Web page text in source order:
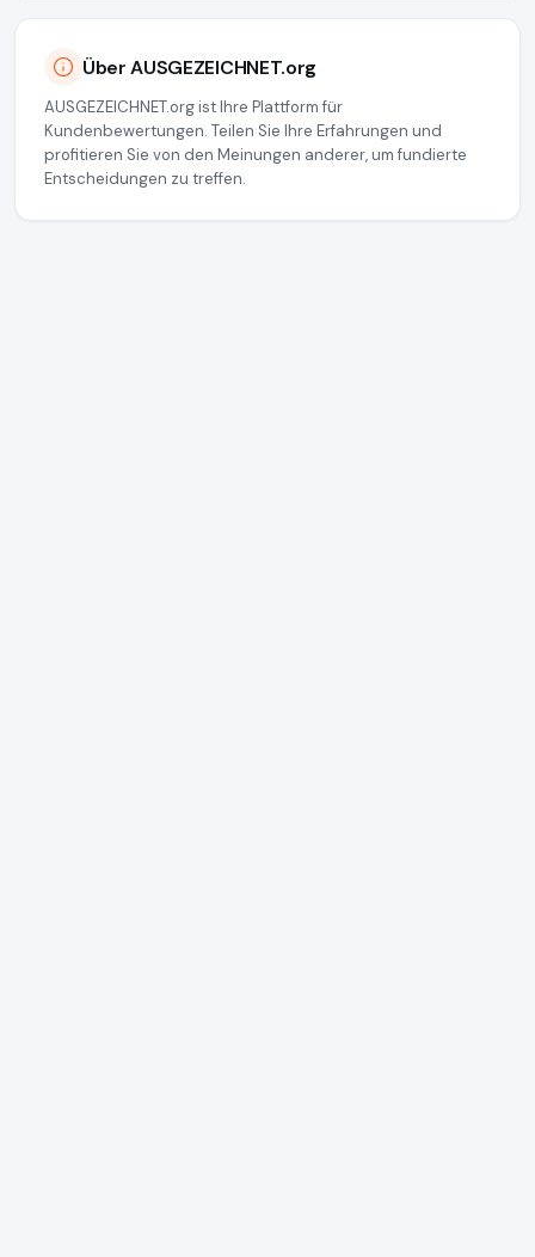
Über AUSGEZEICHNET.org
AUSGEZEICHNET.org ist Ihre Plattform für
Kundenbewertungen. Teilen Sie Ihre Erfahrungen und
profitieren Sie von den Meinungen anderer, um fundierte
Entscheidungen zu treffen.